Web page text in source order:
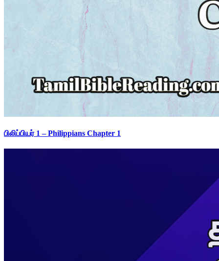
பிலிப்பியர் 1 – Philippians Chapter 1